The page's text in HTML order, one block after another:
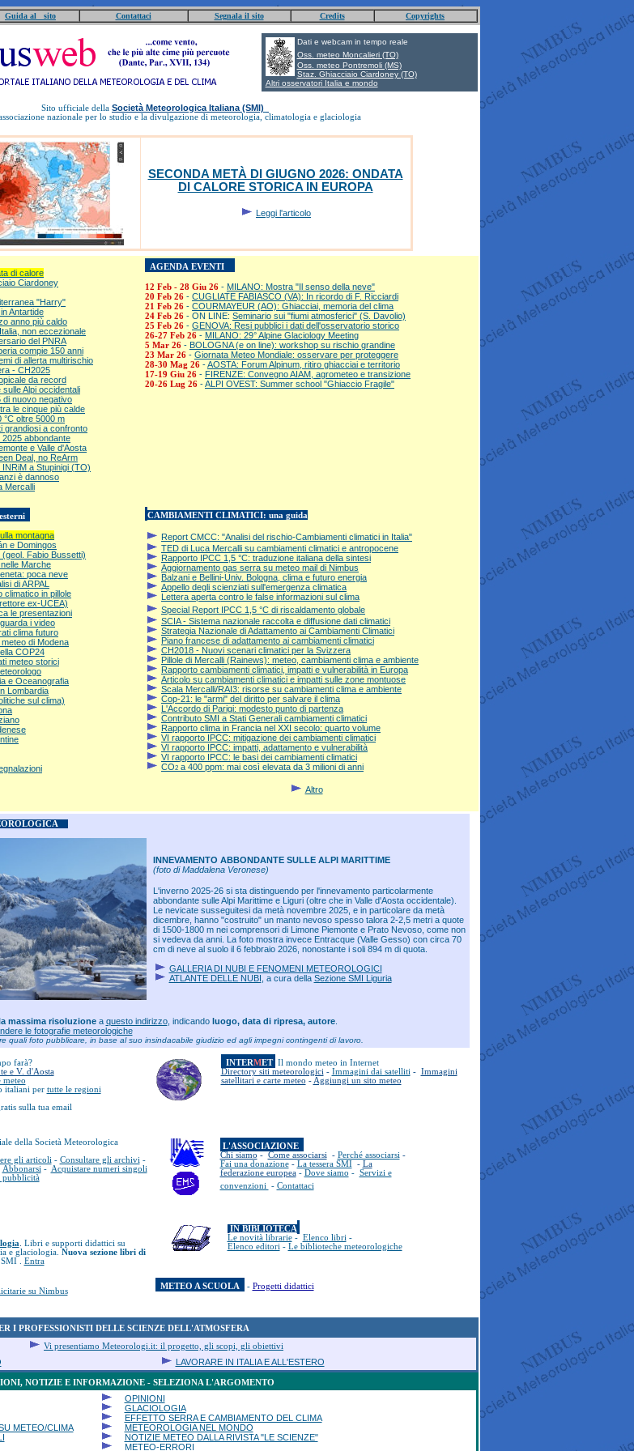
Guida al sito Contattaci Segnala il sito Credits Copyrights
Dati e webcam in tempo reale
Oss. meteo Moncalieri (TO)
Oss. meteo Pontremoli (MS)
Staz. Ghiacciaio Ciardoney (TO)
Altri osservatori Italia e mondo
Sito ufficiale della Società Meteorologica Italiana (SMI)
nazionale per lo studio e la divulgazione di meteorologia, climatologia e glaciologia
SECONDA METÀ DI GIUGNO 2026: ONDATA
DI CALORE STORICA IN EUROPA
Leggi l'articolo
di calore
Ciardoney
"Harry"
Antartide
anno più caldo
non eccezionale
del PNRA
compie 150 anni
di allerta multirischio
- CH2025
da record
Alpi occidentali
di nuovo negativo
le cinque più calde
°C oltre 5000 m
grandiosi a confronto
abbondante
e Valle d'Aosta
Deal, no ReArm
a Stupinigi (TO)
è dannoso
Mercalli
AGENDA EVENTI
12 Feb - 28 Giu 26 - MILANO: Mostra "Il senso della neve"
20 Feb 26 - CUGLIATE FABIASCO (VA): In ricordo di F. Ricciardi
21 Feb 26 - COURMAYEUR (AO): Ghiacciai, memoria del clima
24 Feb 26 - ON LINE: Seminario sui "fiumi atmosferici" (S. Davolio)
25 Feb 26 - GENOVA: Resi pubblici i dati dell'osservatorio storico
26-27 Feb 26 - MILANO: 29° Alpine Glaciology Meeting
5 Mar 26 - BOLOGNA (e on line): workshop su rischio grandine
23 Mar 26 - Giornata Meteo Mondiale: osservare per proteggere
28-30 Mag 26 -AOSTA: Forum Alpinum, ritiro ghiacciai e territorio
17-19 Giu 26 - FIRENZE: Convegno AIAM, agrometeo e transizione
20-26 Lug 26 -ALPI OVEST: Summer school "Ghiaccio Fragile"
montagna
e Domingos
Fabio Bussetti)
Marche
poca neve
di ARPAL
climatico in pillole
ex-UCEA)
le presentazioni
i video
clima futuro
di Modena
COP24
meteo storici
e Oceanografia
Lombardia
sul clima)
CAMBIAMENTI CLIMATICI: una guida
Report CMCC: "Analisi del rischio-Cambiamenti climatici in Italia"
TED di Luca Mercalli su cambiamenti climatici e antropocene
Rapporto IPCC 1,5 °C: traduzione italiana della sintesi
Aggiornamento gas serra su meteo mail di Nimbus
Balzani e Bellini-Univ. Bologna, clima e futuro energia
Appello degli scienziati sull'emergenza climatica
Lettera aperta contro le false informazioni sul clima
Special Report IPCC 1,5 °C di riscaldamento globale
SCIA - Sistema nazionale raccolta e diffusione dati climatici
Strategia Nazionale di Adattamento ai Cambiamenti Climatici
Piano francese di adattamento ai cambiamenti climatici
CH2018 - Nuovi scenari climatici per la Svizzera
Pillole di Mercalli (Rainews): meteo, cambiamenti clima e ambiente
Rapporto cambiamenti climatici, impatti e vulnerabilità in Europa
Articolo su cambiamenti climatici e impatti sulle zone montuose
Scala Mercalli/RAI3: risorse su cambiamenti clima e ambiente
Cop-21: le "armi" del diritto per salvare il clima
L'Accordo di Parigi: modesto punto di partenza
Contributo SMI a Stati Generali cambiamenti climatici
Rapporto clima in Francia nel XXI secolo: quarto volume
VI rapporto IPCC: mitigazione dei cambiamenti climatici
VI rapporto IPCC: impatti, adattamento e vulnerabilità
VI rapporto IPCC: le basi dei cambiamenti climatici
CO2 a 400 ppm: mai così elevata da 3 milioni di anni
Altro
INNEVAMENTO ABBONDANTE SULLE ALPI MARITTIME
(foto di Maddalena Veronese)
L'inverno 2025-26 si sta distinguendo per l'innevamento particolarmente
abbondante sulle Alpi Marittime e Liguri (oltre che in Valle d'Aosta occidentale).
Le nevicate susseguitesi da metà novembre 2025, e in particolare da metà
dicembre, hanno "costruito" un manto nevoso spesso talora 2-2,5 metri a quote
di 1500-1800 m nei comprensori di Limone Piemonte e Prato Nevoso, come non
si vedeva da anni. La foto mostra invece Entracque (Valle Gesso) con circa 70
cm di neve al suolo il 6 febbraio 2026, nonostante i soli 894 m di quota.
GALLERIA DI NUBI E FENOMENI METEOROLOGICI
ATLANTE DELLE NUBI , a cura della Sezione SMI Liguria
massima risoluzionea questo indirizzo, indicando luogo, data di ripresa, autore.
le fotografie meteorologiche
quali foto pubblicare, in base al suo insindacabile giudizio ed agli impegni contingenti di lavoro.
farà?
e V. d'Aosta
meteo
italiani per tutte le regioni
sulla tua email
INTERMET Il mondo meteo in Internet
Directory siti meteorologici - Immagini dai satelliti - Immagini
satellitari e carte meteo - Aggiungi un sito meteo
della Società Meteorologica
gli articoli - Consultare gli archivi -
Abbonarsi - Acquistare numeri singoli
pubblicità
L'ASSOCIAZIONE
Chi siamo - Come associarsi - Perché associarsi -
Fai una donazione- La tessera SMI- La
federazione europea- Dove siamo - Servizi e
convenzioni
- Contattaci
Libri e supporti didattici su
e glaciologia. Nuova sezione libri di
. Entra
IN BIBLIOTECA
Le novità librarie - Elenco libri -
Elenco editori - Le biblioteche meteorologiche
su Nimbus
METEO A SCUOLA - Progetti didattici
I PROFESSIONISTI DELLE SCIENZE DELL'ATMOSFERA
Vi presentiamo Meteorologi.it: il progetto, gli scopi, gli obiettivi
LAVORARE IN ITALIA E ALL'ESTERO
NOTIZIE E INFORMAZIONE - SELEZIONA L'ARGOMENTO
METEO/CLIMA
OPINIONI
GLACIOLOGIA
EFFETTO SERRA E CAMBIAMENTO DEL CLIMA
METEOROLOGIA NEL MONDO
NOTIZIE METEO DALLA RIVISTA "LE SCIENZE"
METEO-ERRORI